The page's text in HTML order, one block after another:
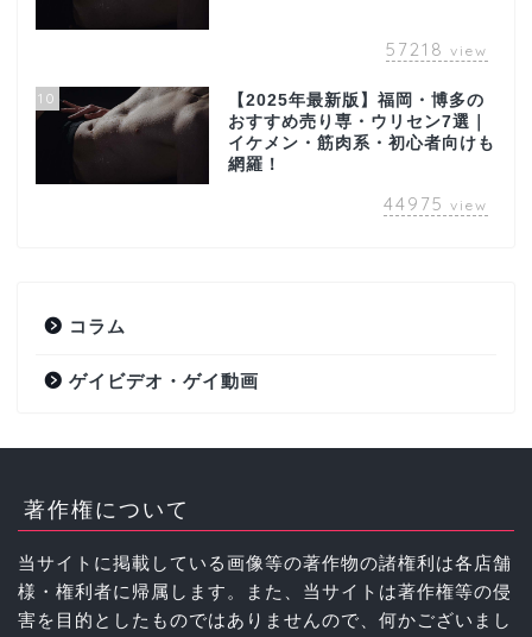
57218 view
10
【2025年最新版】福岡・博多の
おすすめ売り専・ウリセン7選｜
イケメン・筋肉系・初心者向けも
網羅！
44975 view
コラム
ゲイビデオ・ゲイ動画
著作権について
当サイトに掲載している画像等の著作物の諸権利は各店舗
様・権利者に帰属します。また、当サイトは著作権等の侵
害を目的としたものではありませんので、何かございまし